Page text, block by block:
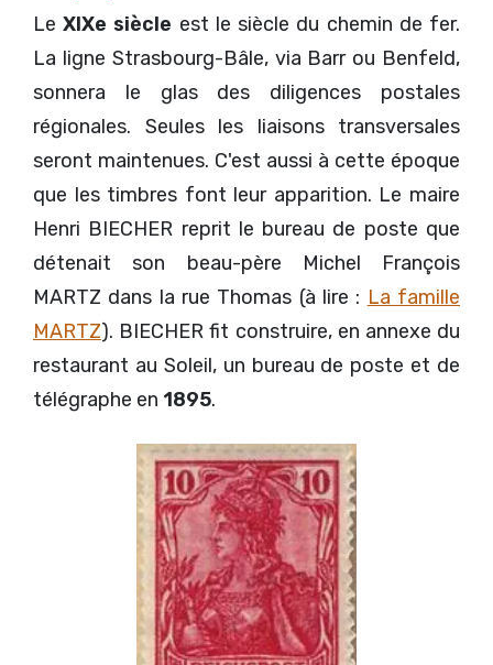
LeXIXe siècle est le siècle du chemin de fer.
La ligne Strasbourg-Bâle, via Barr ou Benfeld,
sonnera le glas des diligences postales
régionales. Seules les liaisons transversales
seront maintenues. C'est aussi à cette époque
que les timbres font leur apparition. Le maire
Henri BIECHER reprit le bureau de poste que
détenait son beau-père Michel François
MARTZ dans la rue Thomas (à lire : La famille
MARTZ). BIECHER fit construire, en annexe du
restaurant au Soleil, un bureau de poste et de
télégraphe en 1895.